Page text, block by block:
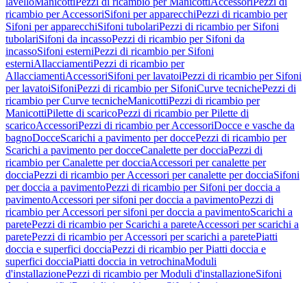
ricambio per AccessoriSifoni per apparecchiPezzi di ricambio per
Sifoni per apparecchiSifoni tubolariPezzi di ricambio per Sifoni
tubolariSifoni da incassoPezzi di ricambio per Sifoni da
incassoSifoni esterniPezzi di ricambio per Sifoni
esterniAllacciamentiPezzi di ricambio per
AllacciamentiAccessoriSifoni per lavatoiPezzi di ricambio per Sifoni
per lavatoiSifoniPezzi di ricambio per SifoniCurve tecnichePezzi di
ricambio per Curve tecnicheManicottiPezzi di ricambio per
ManicottiPilette di scaricoPezzi di ricambio per Pilette di
scaricoAccessoriPezzi di ricambio per AccessoriDocce e vasche da
bagnoDocceScarichi a pavimento per doccePezzi di ricambio per
Scarichi a pavimento per docceCanalette per docciaPezzi di
ricambio per Canalette per docciaAccessori per canalette per
docciaPezzi di ricambio per Accessori per canalette per docciaSifoni
per doccia a pavimentoPezzi di ricambio per Sifoni per doccia a
pavimentoAccessori per sifoni per doccia a pavimentoPezzi di
ricambio per Accessori per sifoni per doccia a pavimentoScarichi a
paretePezzi di ricambio per Scarichi a pareteAccessori per scarichi a
paretePezzi di ricambio per Accessori per scarichi a paretePiatti
doccia e superfici docciaPezzi di ricambio per Piatti doccia e
superfici docciaPiatti doccia in vetrochinaModuli
d'installazionePezzi di ricambio per Moduli d'installazioneSifoni